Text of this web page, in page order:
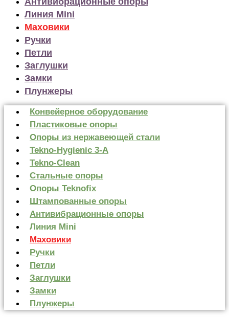
Линия Mini
Маховики
Ручки
Петли
Заглушки
Замки
Плунжеры
Конвейерное оборудование
Пластиковые опоры
Опоры из нержавеющей стали
Tekno-Hygienic 3-А
Tekno-Clean
Стальные опоры
Опоры Teknofix
Штампованные опоры
Антивибрационные опоры
Линия Mini
Маховики
Ручки
Петли
Заглушки
Замки
Плунжеры